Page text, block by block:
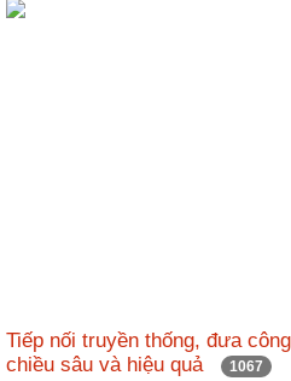
Tiếp nối truyền thống, đưa
chiều sâu và hiệu quả
1067